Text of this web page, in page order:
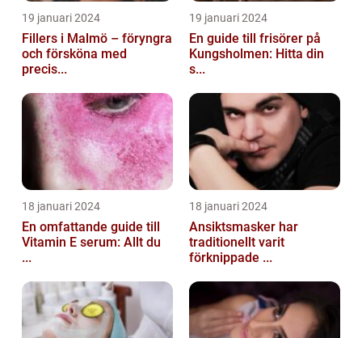
19 januari 2024
Fillers i Malmö – föryngra
och försköna med
precis...
19 januari 2024
En guide till frisörer på
Kungsholmen: Hitta din
s...
18 januari 2024
En omfattande guide till
Vitamin E serum: Allt du
...
18 januari 2024
Ansiktsmasker har
traditionellt varit
förknippade ...